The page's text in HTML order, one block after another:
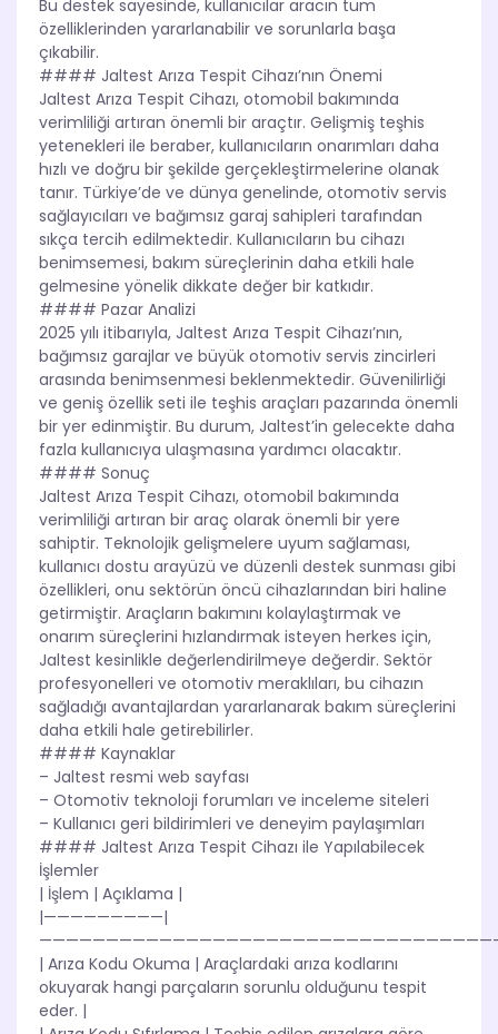
Bu destek sayesinde, kullanıcılar aracın tüm
özelliklerinden yararlanabilir ve sorunlarla başa
çıkabilir.
#### Jaltest Arıza Tespit Cihazı’nın Önemi
Jaltest Arıza Tespit Cihazı, otomobil bakımında
verimliliği artıran önemli bir araçtır. Gelişmiş teşhis
yetenekleri ile beraber, kullanıcıların onarımları daha
hızlı ve doğru bir şekilde gerçekleştirmelerine olanak
tanır. Türkiye’de ve dünya genelinde, otomotiv servis
sağlayıcıları ve bağımsız garaj sahipleri tarafından
sıkça tercih edilmektedir. Kullanıcıların bu cihazı
benimsemesi, bakım süreçlerinin daha etkili hale
gelmesine yönelik dikkate değer bir katkıdır.
#### Pazar Analizi
2025 yılı itibarıyla, Jaltest Arıza Tespit Cihazı’nın,
bağımsız garajlar ve büyük otomotiv servis zincirleri
arasında benimsenmesi beklenmektedir. Güvenilirliği
ve geniş özellik seti ile teşhis araçları pazarında önemli
bir yer edinmiştir. Bu durum, Jaltest’in gelecekte daha
fazla kullanıcıya ulaşmasına yardımcı olacaktır.
#### Sonuç
Jaltest Arıza Tespit Cihazı, otomobil bakımında
verimliliği artıran bir araç olarak önemli bir yere
sahiptir. Teknolojik gelişmelere uyum sağlaması,
kullanıcı dostu arayüzü ve düzenli destek sunması gibi
özellikleri, onu sektörün öncü cihazlarından biri haline
getirmiştir. Araçların bakımını kolaylaştırmak ve
onarım süreçlerini hızlandırmak isteyen herkes için,
Jaltest kesinlikle değerlendirilmeye değerdir. Sektör
profesyonelleri ve otomotiv meraklıları, bu cihazın
sağladığı avantajlardan yararlanarak bakım süreçlerini
daha etkili hale getirebilirler.
#### Kaynaklar
– Jaltest resmi web sayfası
– Otomotiv teknoloji forumları ve inceleme siteleri
– Kullanıcı geri bildirimleri ve deneyim paylaşımları
#### Jaltest Arıza Tespit Cihazı ile Yapılabilecek
İşlemler
| İşlem | Açıklama |
|—————————|
| Arıza Kodu Okuma | Araçlardaki arıza kodlarını
okuyarak hangi parçaların sorunlu olduğunu tespit
eder. |